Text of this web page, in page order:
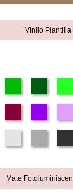
Vinilo Plantilla
Mate